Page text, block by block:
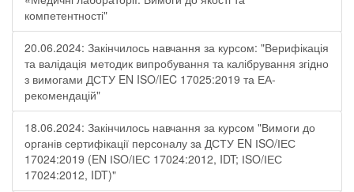
компетентності"
20.06.2024: Закінчилось навчання за курсом: "Верифікація
та валідація методик випробування та калібрування згідно
з вимогами ДСТУ EN ISO/IEC 17025:2019 та ЕА-
рекомендацій"
18.06.2024: Закінчилось навчання за курсом "Вимоги до
органів сертифікації персоналу за ДСТУ EN ІSO/ІЕС
17024:2019 (EN ІSO/ІЕС 17024:2012, IDT; ІSO/ІЕС
17024:2012, IDT)"